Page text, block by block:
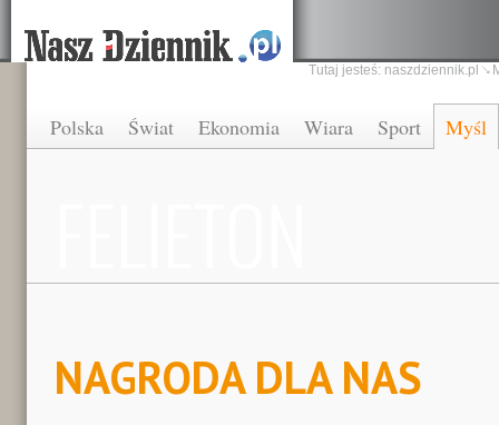
Polska Świat Ekonomia Wiara Sport Myśl
Tutaj jesteś: naszdziennik.pl
NAGRODA DLA NAS